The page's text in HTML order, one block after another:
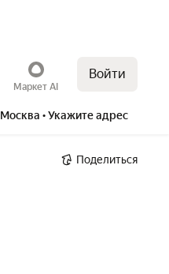
Маркет AI
Войти
Москва • Укажите адрес
Поделиться